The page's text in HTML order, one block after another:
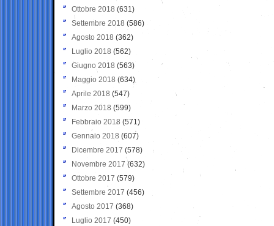
Ottobre 2018 (631)
Settembre 2018 (586)
Agosto 2018 (362)
Luglio 2018 (562)
Giugno 2018 (563)
Maggio 2018 (634)
Aprile 2018 (547)
Marzo 2018 (599)
Febbraio 2018 (571)
Gennaio 2018 (607)
Dicembre 2017 (578)
Novembre 2017 (632)
Ottobre 2017 (579)
Settembre 2017 (456)
Agosto 2017 (368)
Luglio 2017 (450)